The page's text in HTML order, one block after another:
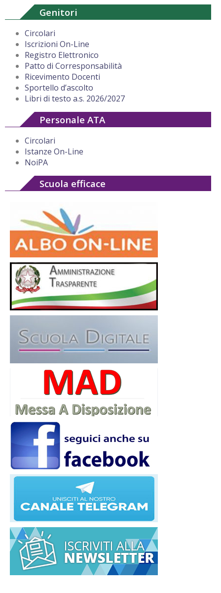
Genitori
Circolari
Iscrizioni On-Line
Registro Elettronico
Patto di Corresponsabilità
Ricevimento Docenti
Sportello d’ascolto
Libri di testo a.s. 2026/2027
Personale ATA
Circolari
Istanze On-Line
NoiPA
Scuola efficace